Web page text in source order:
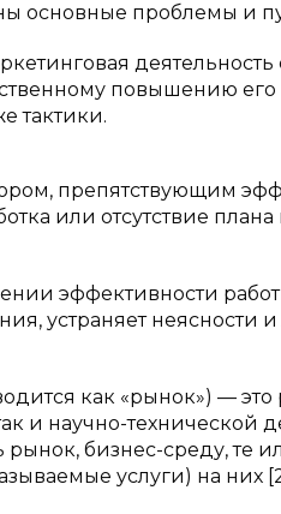
основные проблемы и
деятельность
повышению
тактики.
препятствующим
или отсутствие
эффективности
устраняет неясности
как «рынок») —
и научно-технической
бизнес-среду, те
услуги) на них